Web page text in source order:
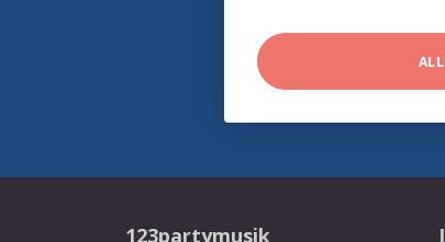
123partymusik